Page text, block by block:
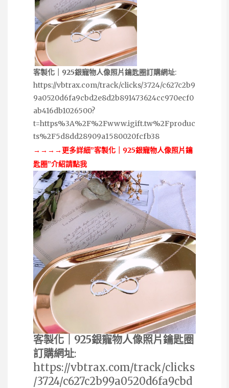
客製化｜925銀寵物人像照片鑰匙圈訂購網址:
https://vbtrax.com/track/clicks/3724/c627c2b9
9a0520d6fa9cbd2e8d2b891473624cc970ecf0
ab416db1026500?
t=https%3A%2F%2Fwww.igift.tw%2Fproduc
ts%2F5d8dd28909a1580020fcfb38
→→→→更多詳細”客製化｜925銀寵物人像照片鑰
匙圈”介紹請點我
客製化｜925銀寵物人像照片鑰匙圈
訂購網址:
https://vbtrax.com/track/clicks
/3724/c627c2b99a0520d6fa9cbd